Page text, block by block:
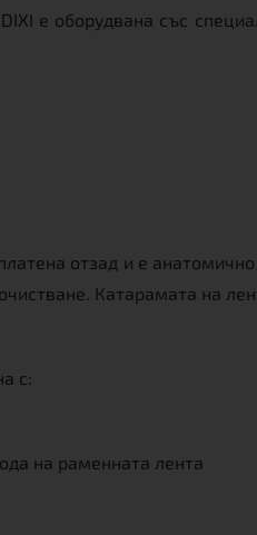
е оборудвана със
отзад и е
Катарамата на
с:
на раменната лента